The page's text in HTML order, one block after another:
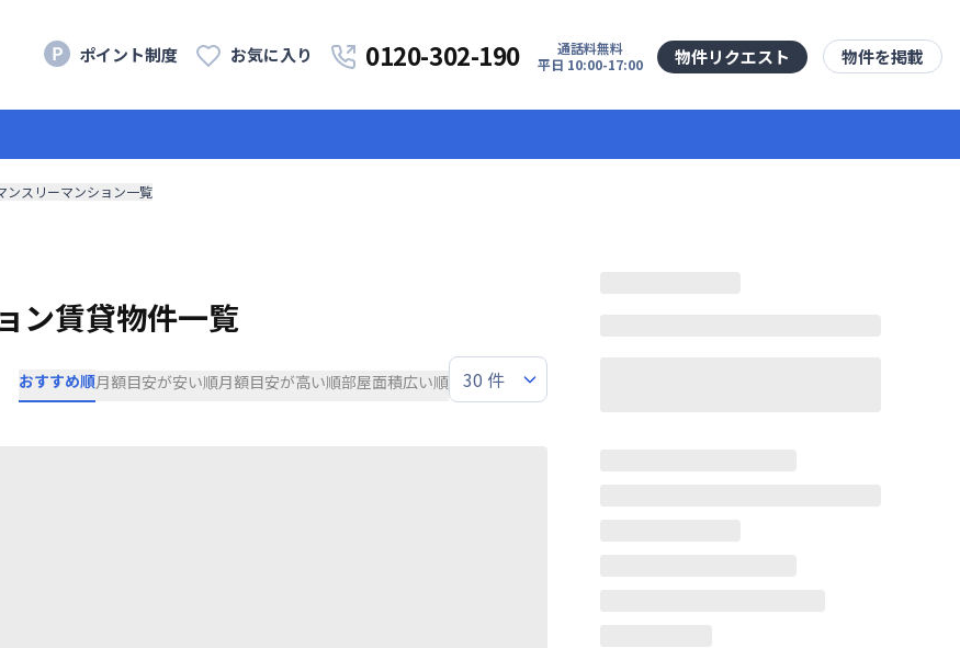
ポイント制度 お気に入り 0120-302-190
通話料無料
平日 10:00-17:00
物件リクエスト 物件を掲載
ンスリーマンション一覧
ン賃貸物件一覧
おすすめ順月額目安が安い順月額目安が高い順部屋面積広い順